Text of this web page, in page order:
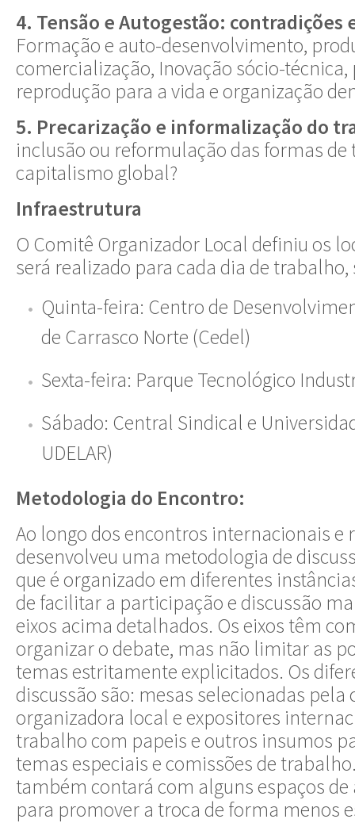
4. Tensão e Autogestão: contradições
Formação e auto-desenvolvimento,
comercialização, Inovação sócio-técnica,
reprodução para a vida e organização
5. Precarização e informalização do
inclusão ou reformulação das formas
capitalismo global?
Infraestrutura
O Comitê Organizador Local definiu os
será realizado para cada dia de trabalho,
Quinta-feira: Centro de
de Carrasco Norte (Cedel)
Sexta-feira: Parque Tecnológico
Sábado: Central Sindical e
UDELAR)
Metodologia do Encontro:
Ao longo dos encontros internacionais e
desenvolveu uma metodologia de
que é organizado em diferentes
de facilitar a participação e discussão
eixos acima detalhados. Os eixos têm
organizar o debate, mas não limitar as
temas estritamente explicitados. Os
discussão são: mesas selecionadas pela
organizadora local e expositores
trabalho com papeis e outros insumos
temas especiais e comissões de
também contará com alguns espaços
para promover a troca de forma menos